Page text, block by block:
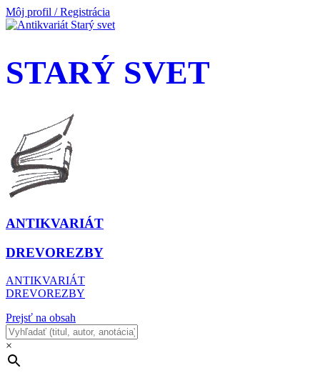
Môj profil / Registrácia
STARÝ SVET
ANTIKVARIÁT
DREVOREZBY
ANTIKVARIÁT
DREVOREZBY
Prejsť na obsah
×